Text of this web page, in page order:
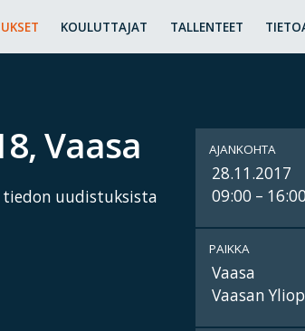
KOULUTTAJAT TALLENTEET
Vaasa
uudistuksista
AJANKOHTA
28.11.2017
09:00 – 16:00
PAIKKA
Vaasa
Vaasan